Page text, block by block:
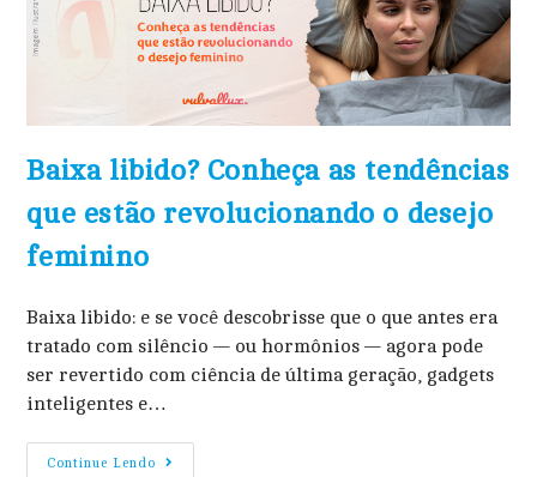
Baixa libido? Conheça as tendências
que estão revolucionando o desejo
feminino
Baixa libido: e se você descobrisse que o que antes era
tratado com silêncio — ou hormônios — agora pode
ser revertido com ciência de última geração, gadgets
inteligentes e…
Continue Lendo